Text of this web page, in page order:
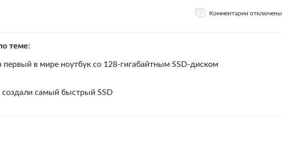
Комментарии отключены
теме
в мире ноутбук со 128-гигабайтным SSD-диском
самый быстрый SSD